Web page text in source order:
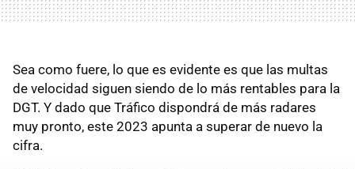
Sea como fuere, lo que es evidente es que las multas
de velocidad siguen siendo de lo más rentables para la
DGT. Y dado que Tráfico dispondrá de más radares
muy pronto, este 2023 apunta a superar de nuevo la
cifra.